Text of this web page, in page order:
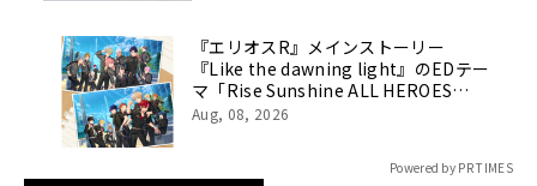
『エリオスR』メインストーリー
『Like the dawning light』のEDテー
マ「Rise Sunshine ALL HEROES
Ver.」がフルサイズ配信決定！
Aug, 08, 2026
Powered by PR TIMES